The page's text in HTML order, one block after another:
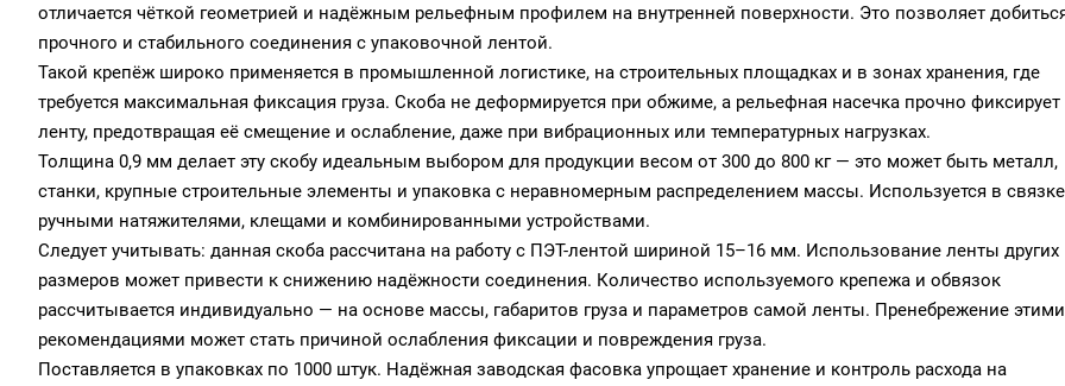
отличается чёткой геометрией и надёжным рельефным профилем на внутренней поверхности. Это позволяет
прочного и стабильного соединения с упаковочной лентой.
Такой крепёж широко применяется в промышленной логистике, на строительных площадках и в зонах хранения, где
требуется максимальная фиксация груза. Скоба не деформируется при обжиме, а рельефная насечка прочно фиксирует
ленту, предотвращая её смещение и ослабление, даже при вибрационных или температурных нагрузках.
Толщина 0,9 мм делает эту скобу идеальным выбором для продукции весом от 300 до 800 кг — это может быть металл,
станки, крупные строительные элементы и упаковка с неравномерным распределением массы. Используется в
ручными натяжителями, клещами и комбинированными устройствами.
Следует учитывать: данная скоба рассчитана на работу с ПЭТ-лентой шириной 15–16 мм. Использование ленты других
размеров может привести к снижению надёжности соединения. Количество используемого крепежа и обвязок
рассчитывается индивидуально — на основе массы, габаритов груза и параметров самой ленты. Пренебрежение этими
рекомендациями может стать причиной ослабления фиксации и повреждения груза.
Поставляется в упаковках по 1000 штук. Надёжная заводская фасовка упрощает хранение и контроль расхода на